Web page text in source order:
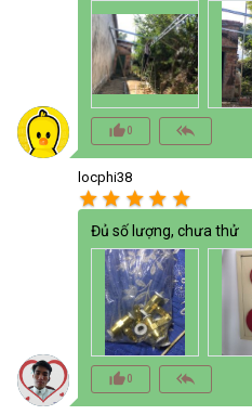
thumb_up_alt0 reply_all
locphi38
star star star star star
Đủ số lượng, chưa thử
thumb_up_alt0 reply_all